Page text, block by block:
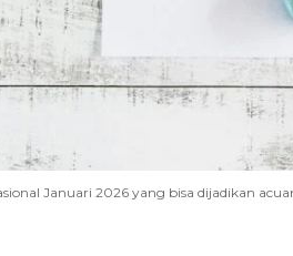
Januari 2026 yang bisa dijadikan